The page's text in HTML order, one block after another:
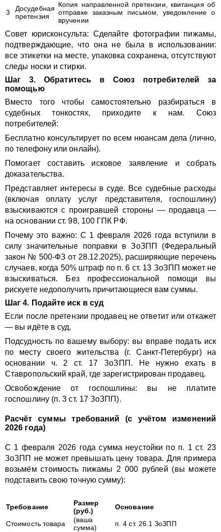
3
Досудебная
претензия
Копия направленной претензии, квитанция об
отправке заказным письмом, уведомление о
вручении
Совет юрисконсульта: Сделайте фотографии пижамы,
подтверждающие, что она не была в использовании:
все этикетки на месте, упаковка сохранена, отсутствуют
следы носки и стирки.
Шаг 3. Обратитесь в Союз потребителей за
помощью
Вместо того чтобы самостоятельно разбираться в
судебных тонкостях, приходите к нам. Союз
потребителей:
Бесплатно консультирует по всем нюансам дела (лично,
по телефону или онлайн).
Помогает составить исковое заявление и собрать
доказательства.
Представляет интересы в суде. Все судебные расходы
(включая оплату услуг представителя, госпошлину)
взыскиваются с проигравшей стороны — продавца —
на основании ст. 98, 100 ГПК РФ.
Почему это важно: С 1 февраля 2026 года вступили в
силу значительные поправки в ЗоЗПП (Федеральный
закон № 500-ФЗ от 28.12.2025), расширяющие перечень
случаев, когда 50% штраф по п. 6 ст. 13 ЗоЗПП может не
взыскиваться. Без профессиональной помощи вы
рискуете недополучить причитающиеся вам суммы.
Шаг 4. Подайте иск в суд
Если после претензии продавец не ответит или откажет
— вы идёте в суд.
Подсудность по вашему выбору: вы вправе подать иск
по месту своего жительства (г. Санкт-Петербург) на
основании ч. 2 ст. 17 ЗоЗПП. Не нужно ехать в
Ставропольский край, где зарегистрирован продавец.
Освобождение от госпошлины: вы не платите
госпошлину (п. 3 ст. 17 ЗоЗПП).
Расчёт суммы требований (с учётом изменений
2026 года)
С 1 февраля 2026 года сумма неустойки по п. 1 ст. 23
ЗоЗПП не может превышать цену товара. Для примера
возьмём стоимость пижамы 2 000 рублей (вы можете
подставить свою точную сумму):
Требование
Размер
(руб.)
Основание
Стоимость товара
(ваша
сумма)
п. 4 ст. 26.1 ЗоЗПП